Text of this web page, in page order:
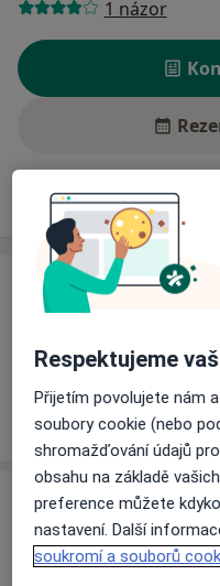
1 názor
Ceník Adresy
Ceník
Tento specialista
Adresa
Ordinace PL -
Respektujeme
Přijetím povolujete nám
soubory cookie (nebo
shromažďování údajů
obsahu na základě
preference můžete
nastavení. Další
soukromí a souborů